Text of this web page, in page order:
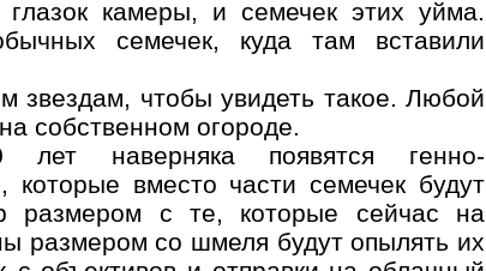
камеры, и семечек этих уйма.
семечек, куда там вставили
звездам, чтобы увидеть такое. Любой
собственном огороде.
наверняка появятся генно-
вместо части семечек будут
размером с те, которые сейчас на
размером со шмеля будут опылять их